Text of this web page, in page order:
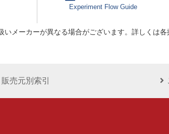
Experiment Flow Guide
メーカーが異なる場合がございます。詳しくは各
販売元別索引